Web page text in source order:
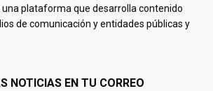
plataforma que desarrolla contenido
de comunicación y entidades públicas y
NOTICIAS EN TU CORREO